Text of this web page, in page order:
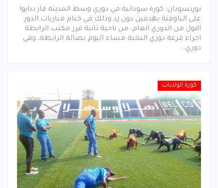
بورتسودان: كورة سودانية في دوري وسط المدينة فاز دبايوا
على الياوقتة بهدفين دون رد وذلك في ختام مباريات الدور
الاول من الدوري العام، من ناحية ثانية قرر مكتب الرابطة
اجراء قرعة دوري النخبة مساء اليوم بصالة الرابطة، وفي
دوري…
كورة الولايات